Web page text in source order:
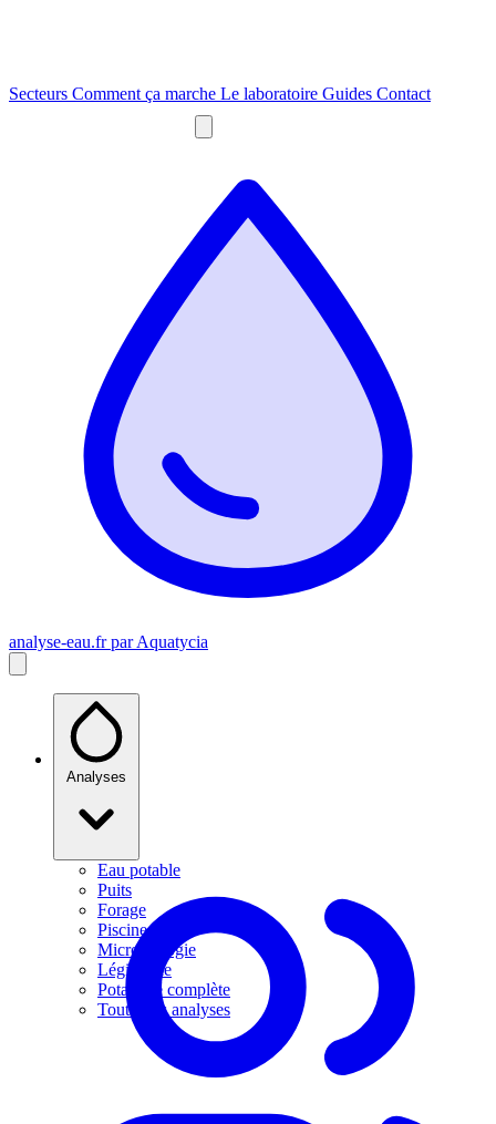
Secteurs Comment ça marche Le laboratoire Guides Contact
analyse-eau.fr par Aquatycia
Analyses
Eau potable
Puits
Forage
Piscine
Microbiologie
Légionelle
Potabilité complète
Toutes les analyses